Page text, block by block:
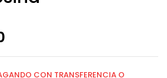
CON TRANSFERENCIA O